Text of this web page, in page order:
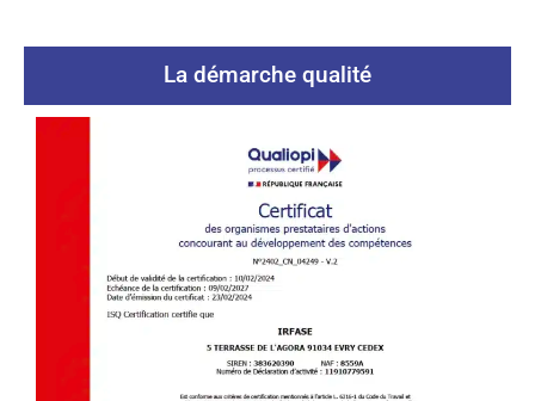
La démarche qualité